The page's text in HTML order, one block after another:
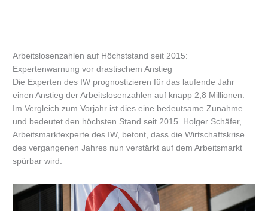
Arbeitslosenzahlen auf Höchststand seit 2015:
Expertenwarnung vor drastischem Anstieg
Die Experten des IW prognostizieren für das laufende Jahr
einen Anstieg der Arbeitslosenzahlen auf knapp 2,8 Millionen.
Im Vergleich zum Vorjahr ist dies eine bedeutsame Zunahme
und bedeutet den höchsten Stand seit 2015. Holger Schäfer,
Arbeitsmarktexperte des IW, betont, dass die Wirtschaftskrise
des vergangenen Jahres nun verstärkt auf dem Arbeitsmarkt
spürbar wird.